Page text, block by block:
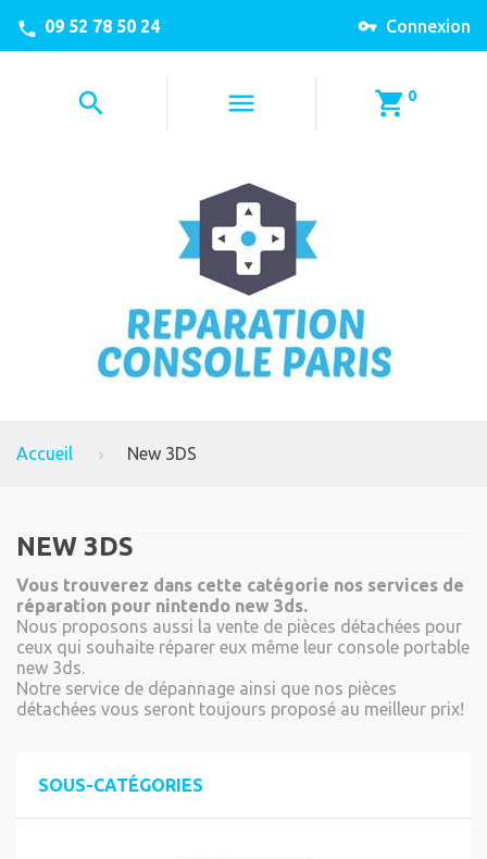
Connexion
09 52 78 50 24
0
Accueil New 3DS
NEW 3DS
Vous trouverez dans cette catégorie nos services de
réparation pour nintendo new 3ds.
Nous proposons aussi la vente de pièces détachées pour
ceux qui souhaite réparer eux même leur console portable
new 3ds.
Notre service de dépannage ainsi que nos pièces
détachées vous seront toujours proposé au meilleur prix!
SOUS-CATÉGORIES